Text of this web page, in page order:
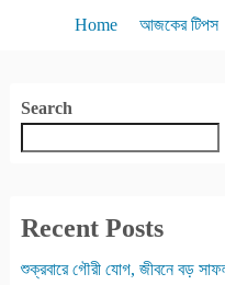
Home আজকের টিপস
Search
Recent Posts
শুক্রবারে গৌরী যোগ, জীবনে বড়